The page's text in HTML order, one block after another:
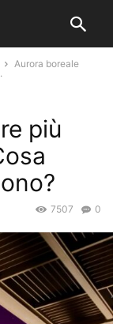
Aurora boreale
più
0
7507